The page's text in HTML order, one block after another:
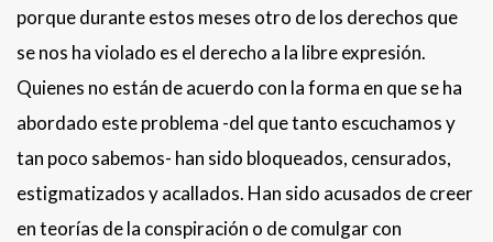
porque durante estos meses otro de los derechos que
se nos ha violado es el derecho a la libre expresión.
Quienes no están de acuerdo con la forma en que se ha
abordado este problema -del que tanto escuchamos y
tan poco sabemos- han sido bloqueados, censurados,
estigmatizados y acallados. Han sido acusados de creer
en teorías de la conspiración o de comulgar con